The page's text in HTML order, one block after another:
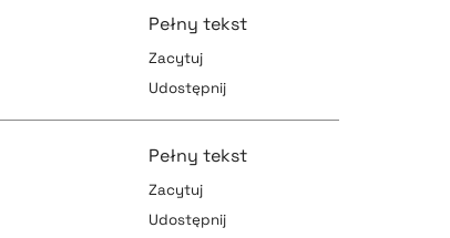
pobierz cytat
Pełny tekst
Zacytuj
Udostępnij
Pełny tekst
Zacytuj
Udostępnij